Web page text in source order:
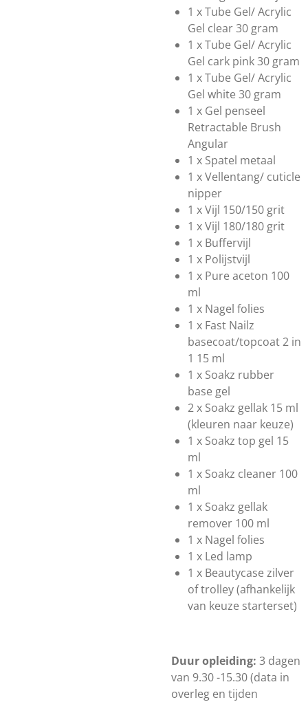
1 x Tube Gel/ Acrylic
Gel clear 30 gram
1 x Tube Gel/ Acrylic
Gel cark pink 30 gram
1 x Tube Gel/ Acrylic
Gel white 30 gram
1 x Gel penseel
Retractable Brush
Angular
1 x Spatel metaal
1 x Vellentang/ cuticle
nipper
1 x Vijl 150/150 grit
1 x Vijl 180/180 grit
1 x Buffervijl
1 x Polijstvijl
1 x Pure aceton 100
ml
1 x Nagel folies
1 x Fast Nailz
basecoat/topcoat 2 in
1 15 ml
1 x Soakz rubber
base gel
2 x Soakz gellak 15 ml
(kleuren naar keuze)
1 x Soakz top gel 15
ml
1 x Soakz cleaner 100
ml
1 x Soakz gellak
remover 100 ml
1 x Nagel folies
1 x Led lamp
1 x Beautycase zilver
of trolley (afhankelijk
van keuze starterset)
Duur opleiding: 3 dagen
van 9.30 -15.30 (data in
overleg en tijden